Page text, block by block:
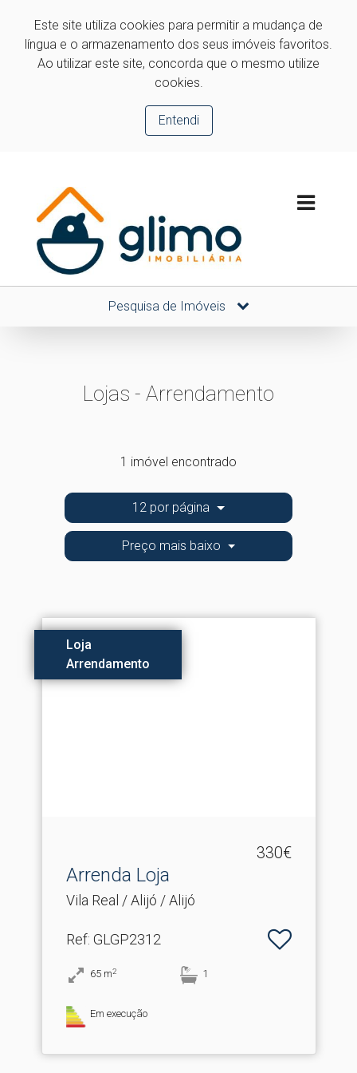
Este site utiliza cookies para permitir a mudança de
língua e o armazenamento dos seus imóveis favoritos.
Ao utilizar este site, concorda que o mesmo utilize
cookies.
Entendi
Pesquisa de Imóveis
Lojas - Arrendamento
1 imóvel encontrado
12 por página
Preço mais baixo
Loja
Arrendamento
330€
Arrenda Loja
Vila Real / Alijó / Alijó
Ref: GLGP2312
65 m2 1
Em execução